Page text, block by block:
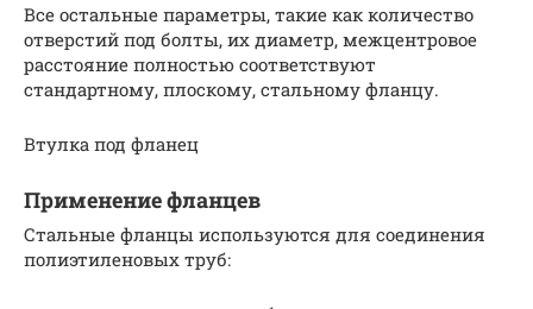
Все остальные параметры, такие как количество
отверстий под болты, их диаметр, межцентровое
расстояние полностью соответствуют
стандартному, плоскому, стальному фланцу.
Втулка под фланец
Применение фланцев
Стальные фланцы используются для соединения
полиэтиленовых труб: